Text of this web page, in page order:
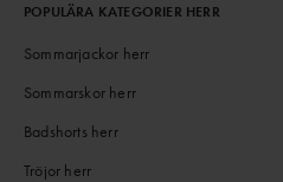
POPULÄRA KATEGORIER HERR
Sommarjackor herr
Sommarskor herr
Badshorts herr
Tröjor herr